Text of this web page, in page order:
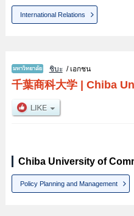
International Relations
ชิบะ/ เอกชน
千葉商科大学| Chiba
Chiba University of
Policy Planning and Management